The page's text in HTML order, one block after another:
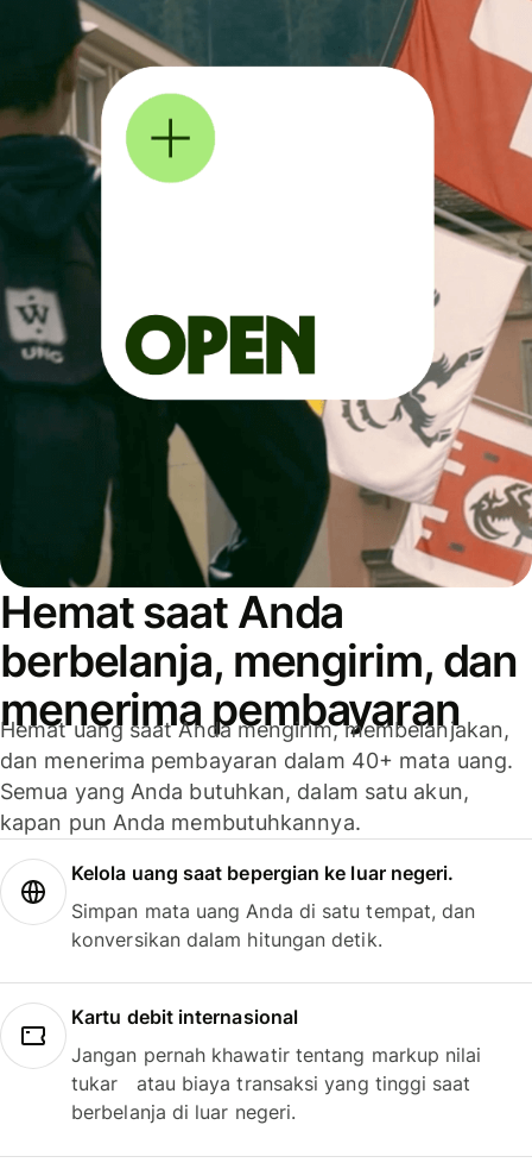
Hemat saat Anda
berbelanja, mengirim, dan
menerima pembayaran
Hemat uang saat Anda mengirim, membelanjakan,
dan menerima pembayaran dalam 40+ mata uang.
Semua yang Anda butuhkan, dalam satu akun,
kapan pun Anda membutuhkannya.
Kelola uang saat bepergian ke luar negeri.
Simpan mata uang Anda di satu tempat, dan
konversikan dalam hitungan detik.
Kartu debit internasional
Jangan pernah khawatir tentang markup nilai
tukar atau biaya transaksi yang tinggi saat
berbelanja di luar negeri.